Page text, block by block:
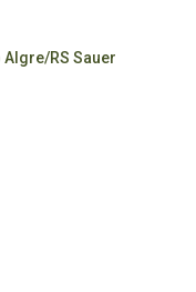
RS Sauer